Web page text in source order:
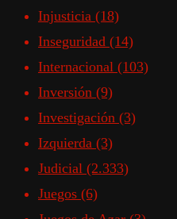
Injusticia (18)
Inseguridad (14)
Internacional (103)
Inversión (9)
Investigación (3)
Izquierda (3)
Judicial (2.333)
Juegos (6)